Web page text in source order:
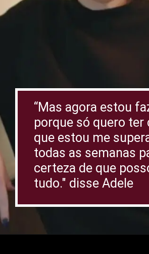
“Mas agora estou
porque só quero ter
que estou me
todas as semanas
certeza de que
tudo." disse Adele